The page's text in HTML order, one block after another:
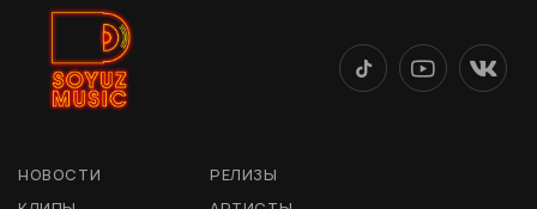
НОВОСТИ
РЕЛИЗЫ